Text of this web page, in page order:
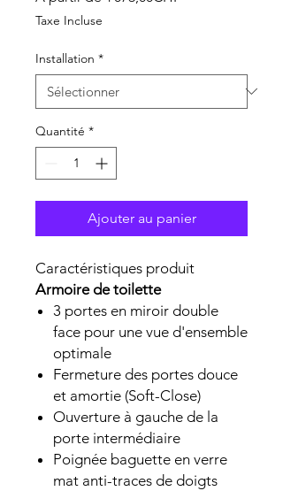
Taxe Incluse
Installation *
Quantité *
Ajouter au panier
Caractéristiques produit
Armoire de toilette
3 portes en miroir double
face pour une vue d'ensemble
optimale
Fermeture des portes douce
et amortie (Soft-Close)
Ouverture à gauche de la
porte intermédiaire
Poignée baguette en verre
mat anti-traces de doigts